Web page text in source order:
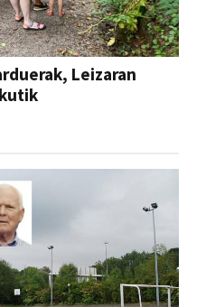
Leizaran